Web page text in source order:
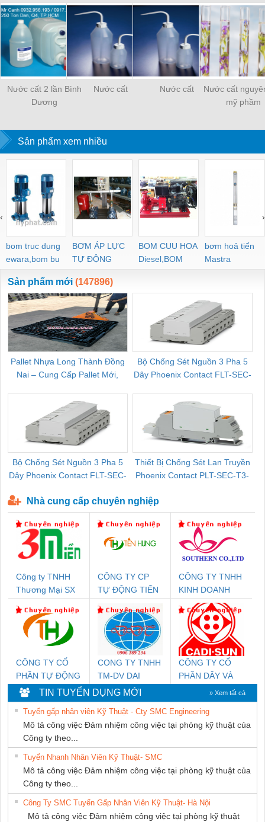
Nước cất 2 lần Bình
Dương
Nước cất Nước cất
Nước cất
mỹ phầm
Sản phẩm xem nhiều
bom truc dung
ewara,bom bu
ewara
BƠM ÁP LỰC
TỰ ĐỘNG
BOM CUU HOA
Diesel,BOM
CHUA CHAY
bơm hoả tiển
Mastra
‹ ›
Sản phẩm mới (147896)
Pallet Nhựa Long Thành Đồng
Nai – Cung Cấp Pallet Mới,
Bộ Chống Sét Nguồn 3 Pha 5
Dây Phoenix Contact FLT-SEC-
Bộ Chống Sét Nguồn 3 Pha 5
Dây Phoenix Contact FLT-SEC-
Thiết Bị Chống Sét Lan Truyền
Phoenix Contact PLT-SEC-T3-
Nhà cung cấp chuyên nghiệp
Công ty TNHH
Thương Mại SX
CÔNG TY CP
TỰ ĐỘNG TIẾN
CÔNG TY TNHH
KINH DOANH
DỊCH VỤ XNK
PHƯƠNG NAM
CÔNG TY CỔ
PHẦN TỰ ĐỘNG
TIẾN HƯNG
CONG TY TNHH
TM-DV DAI
DONG THANH
CÔNG TY CỔ
PHẦN DÂY VÀ
CÁP ĐIỆN
THƯỢNG ĐÌNH
TIN TUYỂN DỤNG MỚI » Xem tất cả
Tuyển gấp nhân viên Kỹ Thuật - Cty SMC Engineering
Mô tả công việc Đảm nhiệm công việc tại phòng kỹ thuật của
Công ty theo...
Tuyển Nhanh Nhân Viên Kỹ Thuật- SMC
Mô tả công việc Đảm nhiệm công việc tại phòng kỹ thuật của
Công ty theo...
Công Ty SMC Tuyển Gấp Nhân Viên Kỹ Thuật- Hà Nội
Mô tả công việc Đảm nhiệm công việc tại phòng kỹ thuật